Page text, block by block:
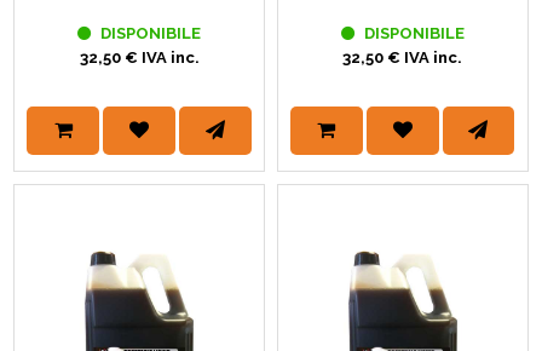
DISPONIBILE
32,50 € IVA inc.
DISPONIBILE
32,50 € IVA inc.